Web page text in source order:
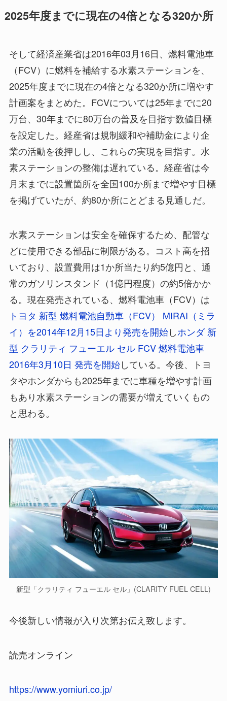
2025年度までに現在の4倍となる320か所
そして経済産業省は2016年03月16日、燃料電池車
（FCV）に燃料を補給する水素ステーションを、
2025年度までに現在の4倍となる320か所に増やす
計画案をまとめた。FCVについては25年までに20
万台、30年までに80万台の普及を目指す数値目標
を設定した。経産省は規制緩和や補助金により企
業の活動を後押しし、これらの実現を目指す。水
素ステーションの整備は遅れている。経産省は今
月末までに設置箇所を全国100か所まで増やす目標
を掲げていたが、約80か所にとどまる見通しだ。
水素ステーションは安全を確保するため、配管な
どに使用できる部品に制限がある。コスト高を招
いており、設置費用は1か所当たり約5億円と、通
常のガソリンスタンド（1億円程度）の約5倍かか
る。現在発売されている、燃料電池車（FCV）は
トヨタ 新型 燃料電池自動車（FCV） MIRAI（ミラ
イ）を2014年12月15日より発売を開始しホンダ 新
型 クラリティ フューエル セル FCV 燃料電池車
2016年3月10日 発売を開始している。今後、トヨ
タやホンダからも2025年までに車種を増やす計画
もあり水素ステーションの需要が増えていくもの
と思わる。
新型「クラリティ フューエル セル」(CLARITY FUEL CELL)
今後新しい情報が入り次第お伝え致します。
読売オンライン
https://www.yomiuri.co.jp/